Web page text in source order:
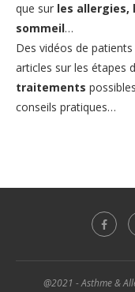
que sur les allergies,
sommeil…
Des vidéos de
articles sur les étapes
traitements
conseils pratiques…
@2021 - Asthme &